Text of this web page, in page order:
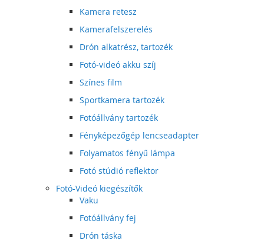
Kamera retesz
Kamerafelszerelés
Drón alkatrész, tartozék
Fotó-videó akku szíj
Színes film
Sportkamera tartozék
Fotóállvány tartozék
Fényképezőgép lencseadapter
Folyamatos fényű lámpa
Fotó stúdió reflektor
Fotó-Videó kiegészítők
Vaku
Fotóállvány fej
Drón táska